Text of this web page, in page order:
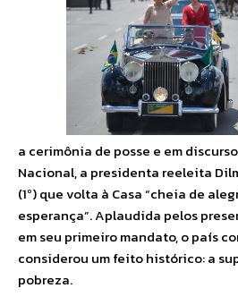
a cerimônia de posse e em
Nacional, a presidenta reeleita
(1º) que volta à Casa “cheia de
esperança”. Aplaudida pelos
em seu primeiro mandato, o país
considerou um feito histórico: a
pobreza.